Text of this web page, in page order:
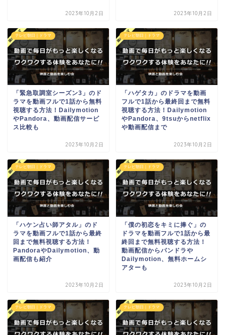
2023年10月2日 2023年10月2日
テレビ朝日｜ドラマ
「緊急取調室シーズン3」のド
ラマを動画フルで1話から無料
視聴する方法！Dailymotion
やPandora、動画配信サービ
ス比較も
2023年10月2日
テレビ朝日｜ドラマ
「ハゲタカ」のドラマを動画
フルで1話から最終回まで無料
視聴する方法！Dailymotion
やPandora、9tsuからnetflix
や動画配信まで
2023年10月2日
テレビ朝日｜ドラマ
「ハケン占い師アタル」のド
ラマを動画フルで1話から最終
回まで無料視聴する方法！
PandoraやDailymotion、動
画配信も紹介
2023年10月2日
テレビ朝日｜ドラマ
「僕の初恋をキミに捧ぐ」の
ドラマを動画フルで1話から最
終回まで無料視聴する方法！
動画配信からパンドラや
Dailymotion、無料ホームシ
アターも
2023年10月2日
テレビ朝日｜ドラマ テレビ朝日｜ドラマ